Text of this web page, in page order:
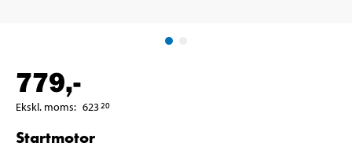
779,-
Ekskl. moms: 62320
Startmotor